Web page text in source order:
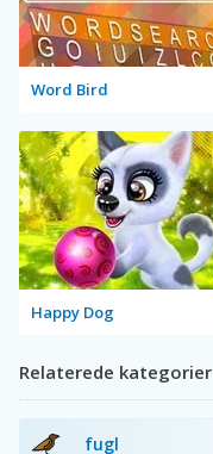
Word Bird
Happy Dog
Relaterede kategorier
fugl